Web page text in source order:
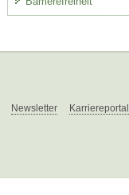
Newsletter Karriereportal